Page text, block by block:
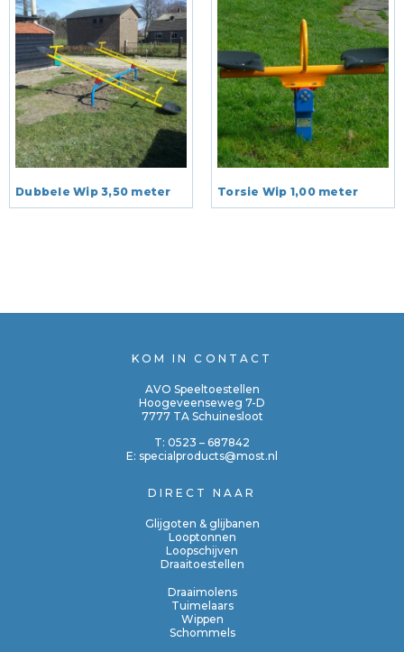
Dubbele Wip 3,50 meter Torsie Wip 1,00 meter
KOM IN CONTACT
AVO Speeltoestellen
Hoogeveenseweg 7-D
7777 TA Schuinesloot
T: 0523 – 687842
E: specialproducts@most.nl
DIRECT NAAR
Glijgoten & glijbanen
Looptonnen
Loopschijven
Draaitoestellen
Draaimolens
Tuimelaars
Wippen
Schommels